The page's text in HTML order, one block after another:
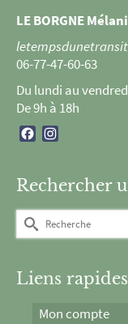
LE BORGNE
06-77-47-60-63
Du lundi au
De 9h à 18h
Facebook
Rechercher
Rechercher :
Liens rapides
Mon compte